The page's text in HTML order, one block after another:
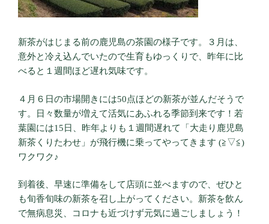
新茶がはじまる前の鹿児島の茶園の様子です。３月は、
意外と冷え込んでいたので生育もゆっくりで、昨年に比
べると１週間ほど遅れ気味です。
４月６日の市場開きには50点ほどの新茶が並んだそうで
す。日々数量が増えて活気にあふれる季節到来です！若
葉園には15日、昨年よりも１週間遅れて「大走り鹿児島
新茶くりたわせ」が飛行機に乗ってやってきます (≧▽≦)
ワクワク♪
到着後、早速に準備をして店頭に並べますので、ぜひと
も旬香旬味の新茶を召し上がってください。新茶を飲ん
で無病息災、コロナも近づけず元気に過ごしましょう！